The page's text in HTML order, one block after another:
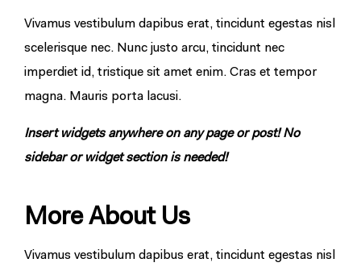
Vivamus vestibulum dapibus erat, tincidunt egestas nisl
scelerisque nec. Nunc justo arcu, tincidunt nec
imperdiet id, tristique sit amet enim. Cras et tempor
magna. Mauris porta lacusi.
Insert widgets anywhere on any page or post! No
sidebar or widget section is needed!
More About Us
Vivamus vestibulum dapibus erat, tincidunt egestas nisl